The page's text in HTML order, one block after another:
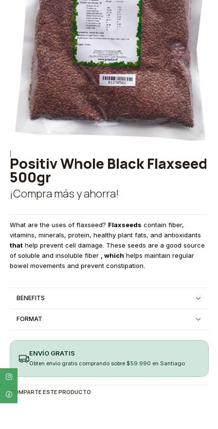
Positiv Whole Black Flaxseed
500gr
¡Compra más y ahorra!
What are the uses of flaxseed? Flaxseeds contain fiber,
vitamins, minerals, protein, healthy plant fats, and antioxidants
thathelp prevent cell damage. These seeds are a good source
of soluble and insoluble fiber
, which helps maintain regular
bowel movements and prevent constipation.
BENEFITS
FORMAT
ENVÍO GRATIS
Obten envio gratis comprando sobre $59.990 en Santiago
COMPARTE ESTE PRODUCTO